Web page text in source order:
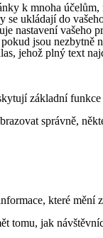
k mnoha
se ukládají do
nastavení vašeho
jsou
jehož plný text
základní
správně,
které
tomu, jak